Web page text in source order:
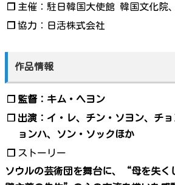
❐ 主催：駐日韓国大使館 韓国文化院
❐ 協力：日活株式会社
作品情報
❐ 監督：キム・ヘヨン
❐ 出演：イ・レ、チン・ソヨン、チ
ョンハ、ソン・ソックほか
❐ ストーリー
ソウルの芸術団を舞台に、“母を失